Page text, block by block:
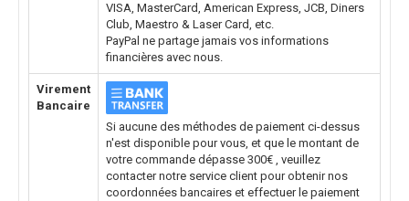
VISA, MasterCard, American Express, JCB, Diners
Club, Maestro & Laser Card, etc.
PayPal ne partage jamais vos informations
financières avec nous.
Virement
Bancaire
Si aucune des méthodes de paiement ci-dessus
n'est disponible pour vous, et que le montant de
votre commande dépasse 300€ , veuillez
contacter notre service client pour obtenir nos
coordonnées bancaires et effectuer le paiement